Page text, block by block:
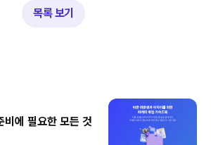
목록 보기
비에 필요한 모든 것